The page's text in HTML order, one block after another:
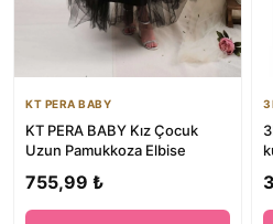
KT PERA BABY
KT PERA BABY Kız Çocuk
Uzun Pamukkoza Elbise
755,99 ₺